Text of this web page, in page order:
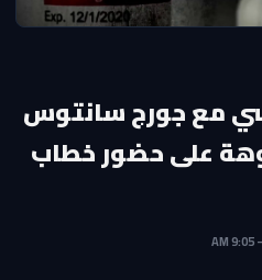
مع جورج سانتوس
على حضور خطاب